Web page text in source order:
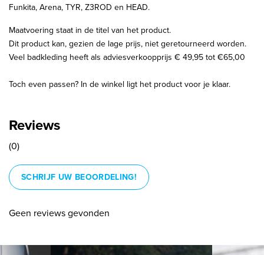
Funkita, Arena, TYR, Z3ROD en HEAD.
Maatvoering staat in de titel van het product.
Dit product kan, gezien de lage prijs, niet geretourneerd worden.
Veel badkleding heeft als adviesverkoopprijs € 49,95 tot €65,00
Toch even passen? In de winkel ligt het product voor je klaar.
Reviews
(0)
SCHRIJF UW BEOORDELING!
Geen reviews gevonden